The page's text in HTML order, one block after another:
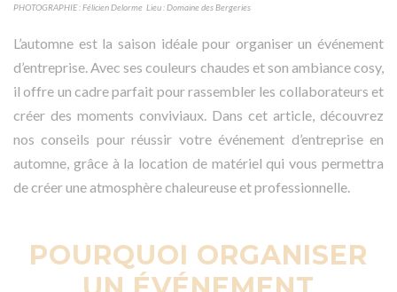
PHOTOGRAPHIE : Félicien Delorme Lieu : Domaine des Bergeries
L’automne est la saison idéale pour organiser un événement
d’entreprise. Avec ses couleurs chaudes et son ambiance cosy,
il offre un cadre parfait pour rassembler les collaborateurs et
créer des moments conviviaux. Dans cet article, découvrez
nos conseils pour réussir votre événement d’entreprise en
automne, grâce à la location de matériel qui vous permettra
de créer une atmosphère chaleureuse et professionnelle.
POURQUOI ORGANISER